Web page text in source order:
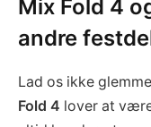
Mix Fold 4
andre
Lad os ikke
Fold 4 lover at